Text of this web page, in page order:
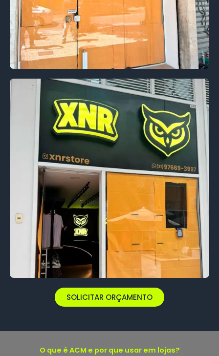
SOLICITAR ORÇAMENTO
O que é ACM e por que usar em lojas?